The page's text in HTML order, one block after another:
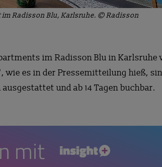
Radisson Blu, Karlsruhe. © Radisson
im Radisson Blu in
wie es in der Pressemitteilung hieß,
und ab 14 Tagen buchbar.
mit